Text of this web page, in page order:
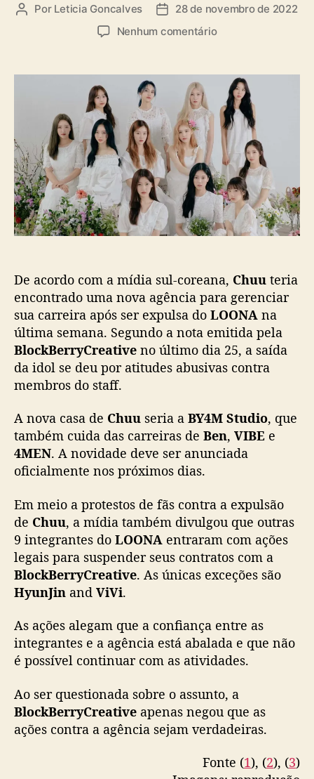
A
r
s
t
Por Leticia Goncalves
D
d
u
b
l
i
c
a
ç
ã
28 de novembro de 2022
Nenhum comentárioe
O
N
A
C
h
u
d
e
a
s
s
n
a
r
m
a
B
S
t
u
d
i
e
m
a
s
m
e
b
De acordo com a mídia sul-coreana, Chuu teria
encontrado uma nova agência para gerenciar
sua carreira após ser expulsa do LOONA na
última semana. Segundo a nota emitida pela
BlockBerryCreative no último dia 25, a saída
da idol se deu por atitudes abusivas contra
membros do staff.
A nova casa de Chuu seria a BY4M Studio, que
também cuida das carreiras de Ben, VIBE e
4MEN. A novidade deve ser anunciada
oficialmente nos próximos dias.
Em meio a protestos de fãs contra a expulsão
de Chuu, a mídia também divulgou que outras
9 integrantes do LOONA entraram com ações
legais para suspender seus contratos com a
BlockBerryCreative. As únicas exceções são
HyunJin and ViVi.
As ações alegam que a confiança entre as
integrantes e a agência está abalada e que não
é possível continuar com as atividades.
Ao ser questionada sobre o assunto, a
BlockBerryCreative apenas negou que as
ações contra a agência sejam verdadeiras.
Fonte (1), (2), (3)